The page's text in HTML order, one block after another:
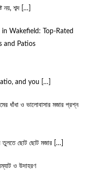
নয়, শব্দ […]
Wakefield: Top-Rated
and Patios
and you
[…]
ধাঁধা ও ভালোবাসার মজার প্রশ্ন
তুলতে ছোট ছোট মজার […]
ও উদাহরণ